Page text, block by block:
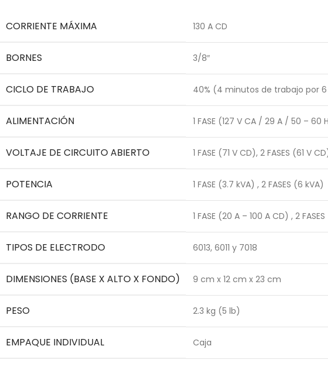
CORRIENTE MÁXIMA 130 A CD
BORNES 3/8″
CICLO DE TRABAJO 40% (4 minutos de trabajo por
ALIMENTACIÓN 1 FASE (127 V CA / 29 A / 50 – 60
VOLTAJE DE CIRCUITO ABIERTO 1 FASE (71 V CD), 2 FASES (61 V
POTENCIA 1 FASE (3.7 kVA) , 2 FASES (6 kVA)
RANGO DE CORRIENTE 1 FASE (20 A – 100 A CD) , 2
TIPOS DE ELECTRODO 6013, 6011 y 7018
DIMENSIONES (BASE X ALTO X FONDO) 9 cm x 12 cm x 23 cm
PESO 2.3 kg (5 lb)
EMPAQUE INDIVIDUAL Caja